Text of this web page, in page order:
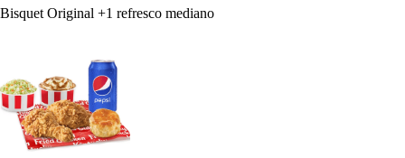
Bisquet Original +1 refresco mediano